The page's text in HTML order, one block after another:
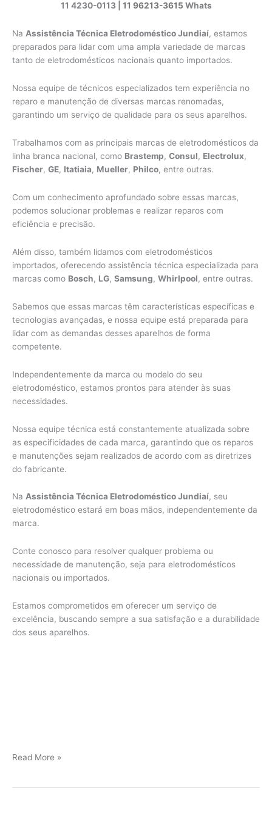
11 4230-0113 | 11 96213-3615 Whats
Na Assistência Técnica Eletrodoméstico Jundiaí, estamos
preparados para lidar com uma ampla variedade de marcas
tanto de eletrodomésticos nacionais quanto importados.
Nossa equipe de técnicos especializados tem experiência no
reparo e manutenção de diversas marcas renomadas,
garantindo um serviço de qualidade para os seus aparelhos.
Trabalhamos com as principais marcas de eletrodomésticos da
linha branca nacional, como Brastemp, Consul, Electrolux,
Fischer, GE, Itatiaia, Mueller, Philco, entre outras.
Com um conhecimento aprofundado sobre essas marcas,
podemos solucionar problemas e realizar reparos com
eficiência e precisão.
Além disso, também lidamos com eletrodomésticos
importados, oferecendo assistência técnica especializada para
marcas como Bosch, LG, Samsung, Whirlpool, entre outras.
Sabemos que essas marcas têm características específicas e
tecnologias avançadas, e nossa equipe está preparada para
lidar com as demandas desses aparelhos de forma
competente.
Independentemente da marca ou modelo do seu
eletrodoméstico, estamos prontos para atender às suas
necessidades.
Nossa equipe técnica está constantemente atualizada sobre
as especificidades de cada marca, garantindo que os reparos
e manutenções sejam realizados de acordo com as diretrizes
do fabricante.
Na Assistência Técnica Eletrodoméstico Jundiaí, seu
eletrodoméstico estará em boas mãos, independentemente da
marca.
Conte conosco para resolver qualquer problema ou
necessidade de manutenção, seja para eletrodomésticos
nacionais ou importados.
Estamos comprometidos em oferecer um serviço de
excelência, buscando sempre a sua satisfação e a durabilidade
dos seus aparelhos.
Jundiaí
Read More »